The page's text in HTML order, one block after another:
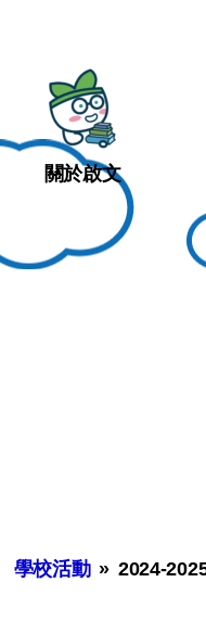
關於啟文
學校活動 » 2024-